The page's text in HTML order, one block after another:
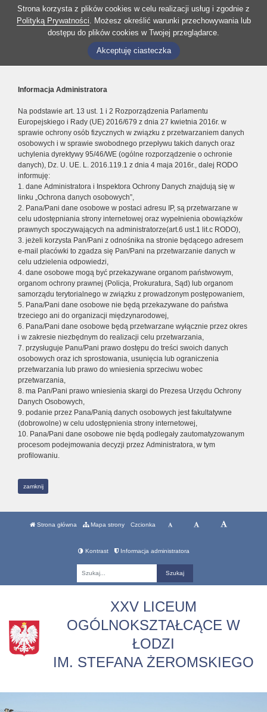
Strona korzysta z plików cookies w celu realizacji usług i zgodnie z
Polityką Prywatności. Możesz określić warunki przechowywania lub
dostępu do plików cookies w Twojej przeglądarce.
Akceptuję ciasteczka
Informacja Administratora
Na podstawie art. 13 ust. 1 i 2 Rozporządzenia Parlamentu
Europejskiego i Rady (UE) 2016/679 z dnia 27 kwietnia 2016r. w
sprawie ochrony osób fizycznych w związku z przetwarzaniem danych
osobowych i w sprawie swobodnego przepływu takich danych oraz
uchylenia dyrektywy 95/46/WE (ogólne rozporządzenie o ochronie
danych), Dz. U. UE. L. 2016.119.1 z dnia 4 maja 2016r., dalej RODO
informuję:
1. dane Administratora i Inspektora Ochrony Danych znajdują się w
linku „Ochrona danych osobowych”,
2. Pana/Pani dane osobowe w postaci adresu IP, są przetwarzane w
celu udostępniania strony internetowej oraz wypełnienia obowiązków
prawnych spoczywających na administratorze(art.6 ust.1 lit.c RODO),
3. jeżeli korzysta Pan/Pani z odnośnika na stronie będącego adresem
e-mail placówki to zgadza się Pan/Pani na przetwarzanie danych w
celu udzielenia odpowiedzi,
4. dane osobowe mogą być przekazywane organom państwowym,
organom ochrony prawnej (Policja, Prokuratura, Sąd) lub organom
samorządu terytorialnego w związku z prowadzonym postępowaniem,
5. Pana/Pani dane osobowe nie będą przekazywane do państwa
trzeciego ani do organizacji międzynarodowej,
6. Pana/Pani dane osobowe będą przetwarzane wyłącznie przez okres
i w zakresie niezbędnym do realizacji celu przetwarzania,
7. przysługuje Panu/Pani prawo dostępu do treści swoich danych
osobowych oraz ich sprostowania, usunięcia lub ograniczenia
przetwarzania lub prawo do wniesienia sprzeciwu wobec
przetwarzania,
8. ma Pan/Pani prawo wniesienia skargi do Prezesa Urzędu Ochrony
Danych Osobowych,
9. podanie przez Pana/Panią danych osobowych jest fakultatywne
(dobrowolne) w celu udostępnienia strony internetowej,
10. Pana/Pani dane osobowe nie będą podlegały zautomatyzowanym
procesom podejmowania decyzji przez Administratora, w tym
profilowaniu.
zamknij
Strona główna Mapa strony Czcionka
Kontrast Informacja administratora
XXV LICEUM
OGÓLNOKSZTAŁCĄCE W
ŁODZI
IM. STEFANA ŻEROMSKIEGO